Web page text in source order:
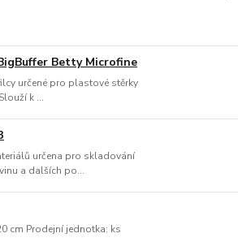
Betty Microfine
určené pro plastové stěrky
k ...
určena pro skladování
a dalších po...
cm Prodejní jednotka: ks